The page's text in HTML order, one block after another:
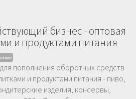
бизнес - оптовая
и продуктами питания
пополнения оборотных средств
и продуктами питания - пиво,
изделия, консервы,